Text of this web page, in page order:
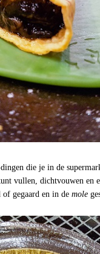
die je in de
vullen, dichtvouwen en
gegaard en in de mole